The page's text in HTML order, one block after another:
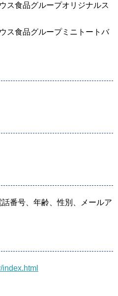
ス食品グループオリジナルス
ス食品グループミニトートバ
番号、年齢、性別、メールア